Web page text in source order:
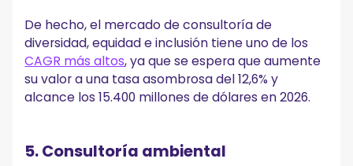
De hecho, el mercado de consultoría de
diversidad, equidad e inclusión tiene uno de los
CAGR más altos, ya que se espera que aumente
su valor a una tasa asombrosa del 12,6% y
alcance los 15.400 millones de dólares en 2026.
5. Consultoría ambiental